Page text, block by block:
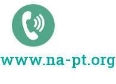
www.na-pt.org